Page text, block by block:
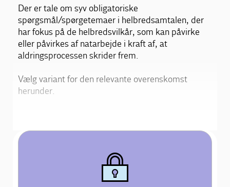
Der er tale om syv obligatoriske
spørgsmål/spørgetemaer i helbredsamtalen, der
har fokus på de helbredsvilkår, som kan påvirke
eller påvirkes af natarbejde i kraft af, at
aldringsprocessen skrider frem.
Vælg variant for den relevante overenskomst
herunder.